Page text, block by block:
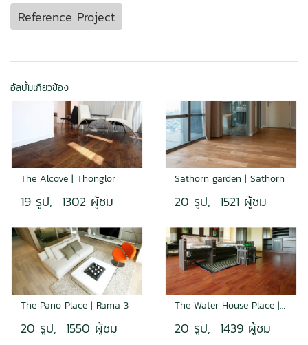
Reference Project
อัลบั้มเกี่ยวข้อง
The Alcove | Thonglor
19 รูป, 1302 ผู้ชม
Sathorn garden | Sathorn
20 รูป, 1521 ผู้ชม
The Pano Place | Rama 3
20 รูป, 1550 ผู้ชม
The Water House Place | Bangbon
20 รูป, 1439 ผู้ชม